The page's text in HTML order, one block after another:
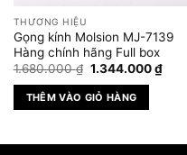
THƯƠNG HIỆU
Gọng kính Molsion MJ-7139
Hàng chính hãng Full box
1.680.000₫ Giá
là:
1.680.000 ₫.
1.344.000₫Giá
hiện
THÊM VÀO GIỎ HÀNG
₫.